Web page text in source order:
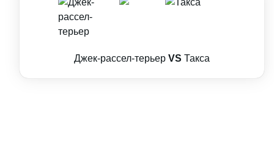
Джек-рассел-терьер VS Такса